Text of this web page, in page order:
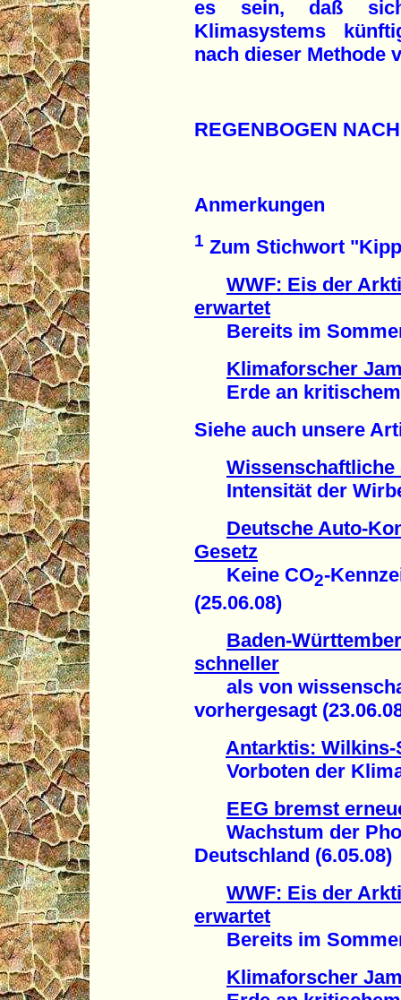
es sein, daß
Klimasystems
nach dieser Methode
REGENBOGEN
Anmerkungen
1 Zum Stichwort
WWF: Eis der
erwartet
Bereits im Sommer
Klimaforscher
Erde an kritischem
Siehe auch unsere
Wissenschaftliche
Intensität der
Deutsche Auto-
Gesetz
Keine CO2-
(25.06.08)
Baden-
schneller
als von
vorhergesagt
Antarktis:
Vorboten der
EEG bremst
Wachstum der
Deutschland (6.05.08)
WWF: Eis der
erwartet
Bereits im Sommer
Klimaforscher